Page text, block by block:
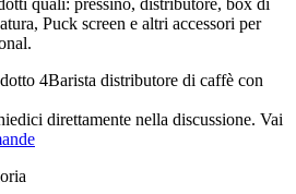
Puck screen e altri accessori per
4Barista distributore di caffè con
direttamente nella discussione. Vai